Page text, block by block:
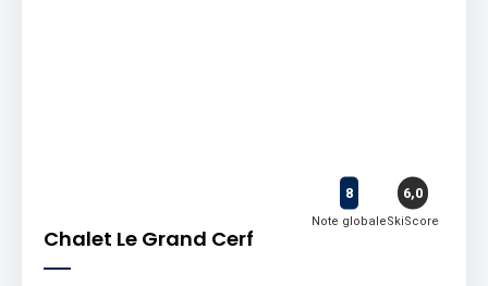
Chalet Le Grand Cerf
8
Note globale
6,0
SkiScore